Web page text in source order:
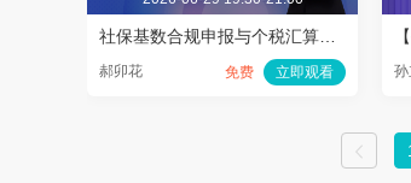
郝卯花 免费 立即观看